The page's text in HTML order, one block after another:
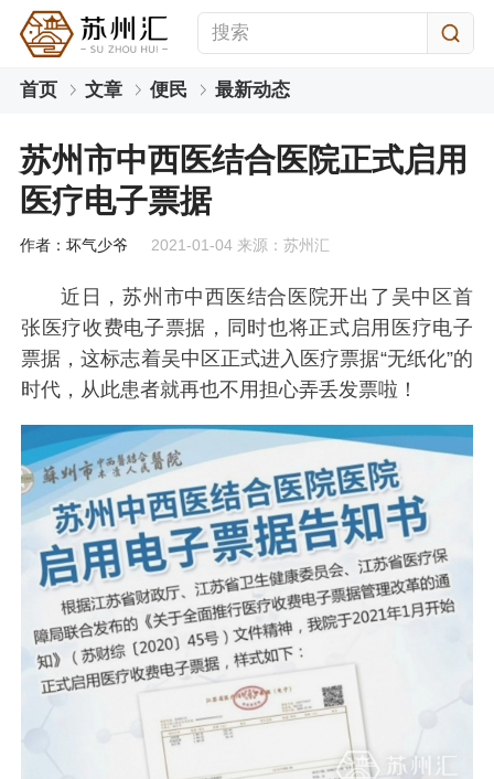
首页 文章 便民 最新动态
苏州市中西医结合医院正式启用
医疗电子票据
作者：坏气少爷 2021-01-04 来源：苏州汇
近日，苏州市中西医结合医院开出了吴中区首
张医疗收费电子票据，同时也将正式启用医疗电子
票据，这标志着吴中区正式进入医疗票据“无纸化”的
时代，从此患者就再也不用担心弄丢发票啦！